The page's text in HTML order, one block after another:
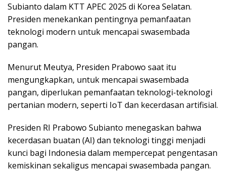
Subianto dalam KTT APEC 2025 di Korea Selatan.
Presiden menekankan pentingnya pemanfaatan
teknologi modern untuk mencapai swasembada
pangan.
Menurut Meutya, Presiden Prabowo saat itu
mengungkapkan, untuk mencapai swasembada
pangan, diperlukan pemanfaatan teknologi-teknologi
pertanian modern, seperti IoT dan kecerdasan artifisial.
Presiden RI Prabowo Subianto menegaskan bahwa
kecerdasan buatan (AI) dan teknologi tinggi menjadi
kunci bagi Indonesia dalam mempercepat pengentasan
kemiskinan sekaligus mencapai swasembada pangan.